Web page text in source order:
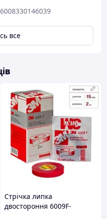
скотч Amaoe
кроці виготовлення.
від роботи, вибравши
рекомендуємо Вам
все
Стрічка липка
двостороння 6009F-